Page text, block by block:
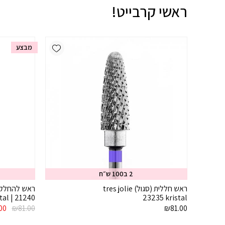
ראשי קרבייט!
Add wishlist
2 ב100 ש״ח
ראש חללית (סגול) tres jolie
23235 kristal
₪81.00
מבצע
ראש
21240 | kristal
₪81.00